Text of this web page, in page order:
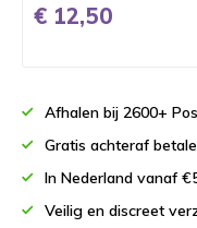
€ 12,50
Afhalen bij 2600+
Gratis achteraf
In Nederland vanaf
Veilig en discreet